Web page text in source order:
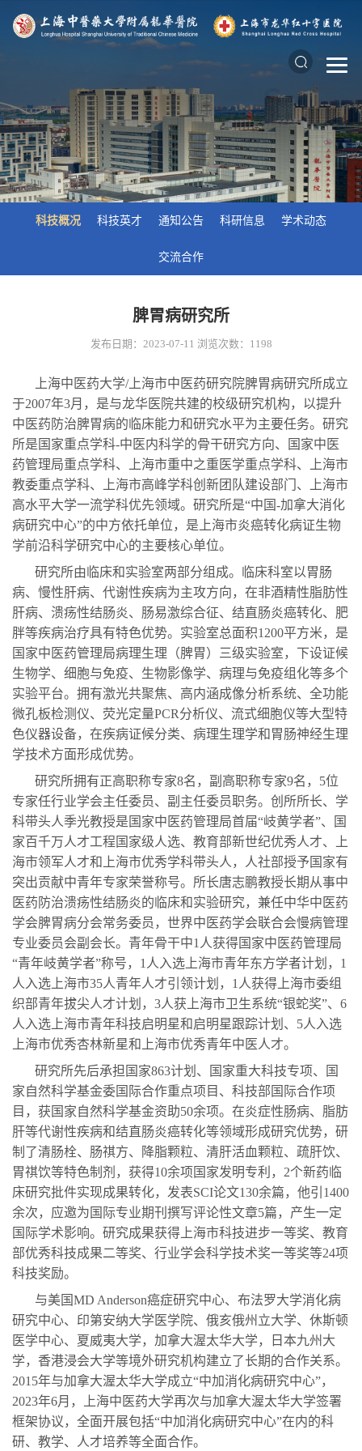
科技概况 科技英才 通知公告 科研信息 学术动态
交流合作
脾胃病研究所
发布日期：2023-07-11 浏览次数： 1198
上海中医药大学/上海市中医药研究院脾胃病研究所成立
于2007年3月，是与龙华医院共建的校级研究机构，以提升
中医药防治脾胃病的临床能力和研究水平为主要任务。研究
所是国家重点学科-中医内科学的骨干研究方向、国家中医
药管理局重点学科、上海市重中之重医学重点学科、上海市
教委重点学科、上海市高峰学科创新团队建设部门、上海市
高水平大学一流学科优先领域。研究所是“中国-加拿大消化
病研究中心”的中方依托单位，是上海市炎癌转化病证生物
学前沿科学研究中心的主要核心单位。
研究所由临床和实验室两部分组成。临床科室以胃肠
病、慢性肝病、代谢性疾病为主攻方向，在非酒精性脂肪性
肝病、溃疡性结肠炎、肠易激综合征、结直肠炎癌转化、肥
胖等疾病治疗具有特色优势。实验室总面积1200平方米，是
国家中医药管理局病理生理（脾胃）三级实验室，下设证候
生物学、细胞与免疫、生物影像学、病理与免疫组化等多个
实验平台。拥有激光共聚焦、高内涵成像分析系统、全功能
微孔板检测仪、荧光定量PCR分析仪、流式细胞仪等大型特
色仪器设备，在疾病证候分类、病理生理学和胃肠神经生理
学技术方面形成优势。
研究所拥有正高职称专家8名，副高职称专家9名，5位
专家任行业学会主任委员、副主任委员职务。创所所长、学
科带头人季光教授是国家中医药管理局首届“岐黄学者”、国
家百千万人才工程国家级人选、教育部新世纪优秀人才、上
海市领军人才和上海市优秀学科带头人，人社部授予国家有
突出贡献中青年专家荣誉称号。所长唐志鹏教授长期从事中
医药防治溃疡性结肠炎的临床和实验研究，兼任中华中医药
学会脾胃病分会常务委员，世界中医药学会联合会慢病管理
专业委员会副会长。青年骨干中1人获得国家中医药管理局
“青年岐黄学者”称号，1人入选上海市青年东方学者计划，1
人入选上海市35人青年人才引领计划，1人获得上海市委组
织部青年拔尖人才计划，3人获上海市卫生系统“银蛇奖”、6
人入选上海市青年科技启明星和启明星跟踪计划、5人入选
上海市优秀杏林新星和上海市优秀青年中医人才。
研究所先后承担国家863计划、国家重大科技专项、国
家自然科学基金委国际合作重点项目、科技部国际合作项
目，获国家自然科学基金资助50余项。在炎症性肠病、脂肪
肝等代谢性疾病和结直肠炎癌转化等领域形成研究优势，研
制了清肠栓、肠祺方、降脂颗粒、清肝活血颗粒、疏肝饮、
胃祺饮等特色制剂，获得10余项国家发明专利，2个新药临
床研究批件实现成果转化，发表SCI论文130余篇，他引1400
余次，应邀为国际专业期刊撰写评论性文章5篇，产生一定
国际学术影响。研究成果获得上海市科技进步一等奖、教育
部优秀科技成果二等奖、行业学会科学技术奖一等奖等24项
科技奖励。
与美国MD Anderson癌症研究中心、布法罗大学消化病
研究中心、印第安纳大学医学院、俄亥俄州立大学、休斯顿
医学中心、夏威夷大学，加拿大渥太华大学，日本九州大
学，香港浸会大学等境外研究机构建立了长期的合作关系。
2015年与加拿大渥太华大学成立“中加消化病研究中心”，
2023年6月，上海中医药大学再次与加拿大渥太华大学签署
框架协议，全面开展包括“中加消化病研究中心”在内的科
研、教学、人才培养等全面合作。